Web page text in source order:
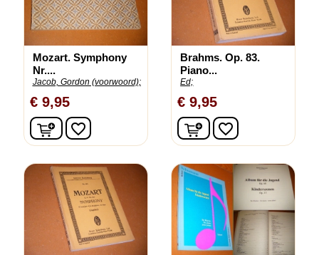
Mozart. Symphony
Nr....
Jacob, Gordon (voorwoord);
€ 9,95
In winkelwagen
favorite_border
Brahms. Op. 83.
Piano...
Ed;
€ 9,95
In winkelwagen
favorite_border